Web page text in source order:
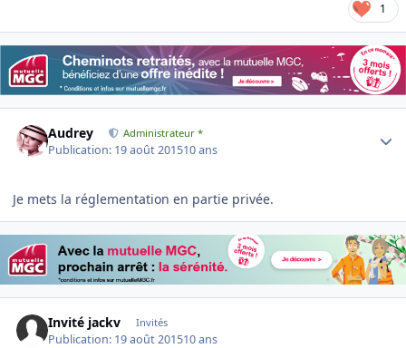
1
Audrey Administrateur *
Publication: 19 août 201510 ans
Je mets la réglementation en partie privée.
Invité jackv Invités
Publication: 19 août 201510 ans